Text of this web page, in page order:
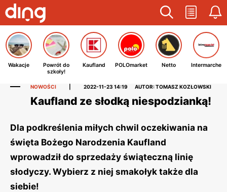
Wakacje
Powrót do
szkoły!
Kaufland POLOmarket Netto Intermarche
NOWOŚCI 2022-11-23 14:19 AUTOR: TOMASZ KOZŁOWSKI
Kaufland ze słodką niespodzianką!
Dla podkreślenia miłych chwil oczekiwania na
święta Bożego Narodzenia Kaufland
wprowadził do sprzedaży świąteczną linię
słodyczy. Wybierz z niej smakołyk także dla
siebie!